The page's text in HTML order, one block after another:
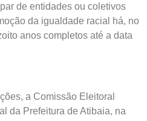
de entidades ou coletivos
da igualdade racial há, no
anos completos até a data
a Comissão Eleitoral
da Prefeitura de Atibaia, na